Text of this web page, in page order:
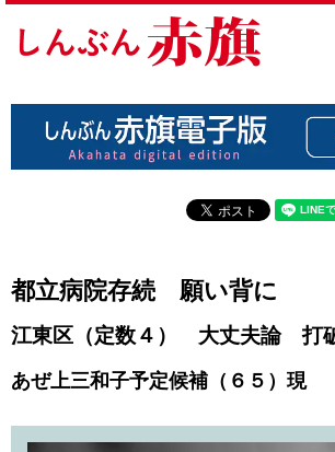
都立病院存続 願い背に
江東区（定数４） 大丈夫論 打
あぜ上三和子予定候補（６５）現